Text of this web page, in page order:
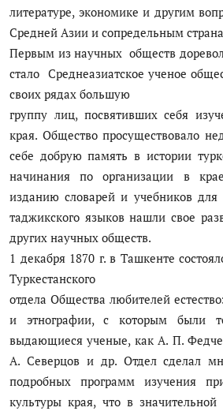
литературе, экономике и другим
Средней Азии и сопредельным
Первым из научных обществ
стало Среднеазиатское ученое
своих рядах большую
группу лиц, посвятивших себя
края. Общество просуществовало
себе добрую память в истории
начинания по организации в
изданию словарей и учебников для
таджикского языков нашли свое
других научных обществ.
1 декабря 1870 г. в Ташкенте
Туркестанского
отдела Общества любителей
и этнографии, с которым были
выдающиеся ученые, как А. П.
А. Северцов и др. Отдел сделал
подробных программ изучения
культуры края, что в значительной